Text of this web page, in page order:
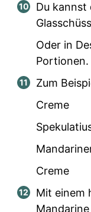
Du kannst
Oder in
Portionen.
Zum
Creme
Creme
Mit einem